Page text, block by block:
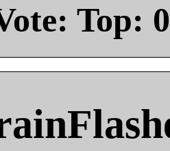
Top: 0